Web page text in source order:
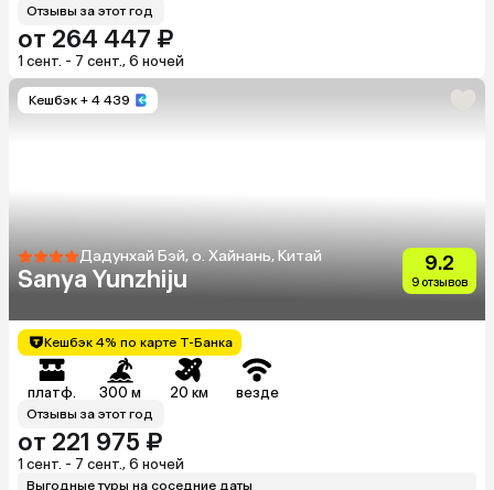
Отзывы за этот год
от 264 447 ₽
1 сент. - 7 сент., 6 ночей
Кешбэк + 4 439
Дадунхай Бэй, о. Хайнань, Китай
Sanya Yunzhiju
9.2
9 отзывов
Кешбэк 4% по карте Т-Банка
платф. 300 м 20 км везде
Отзывы за этот год
от 221 975 ₽
1 сент. - 7 сент., 6 ночей
Выгодные туры на соседние даты